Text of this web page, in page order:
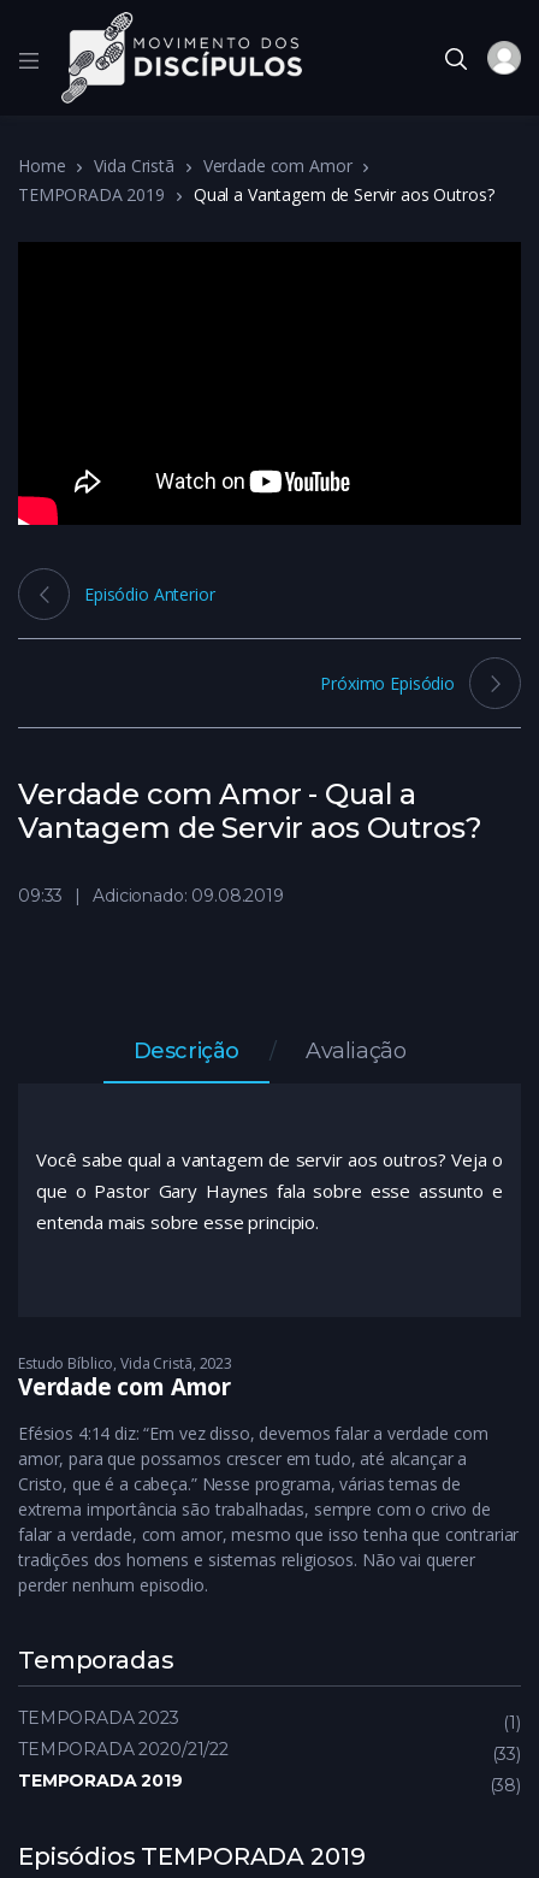
Home Vida Cristã
Verdade com Amor
TEMPORADA 2019
Qual a Vantagem de Servir aos Outros?
Verdade com Amor - Qual a
Vantagem de Servir aos Outros?
Episódio Anterior
Próximo Episódio
09:33 Adicionado: 09.08.2019
Descrição Avaliação
Você sabe qual a vantagem de servir aos outros? Veja o
que o Pastor Gary Haynes fala sobre esse assunto e
entenda mais sobre esse principio.
Estudo Bíblico,Vida Cristã 2023
Verdade com Amor
Efésios 4:14 diz: “Em vez disso, devemos falar a verdade com
amor, para que possamos crescer em tudo, até alcançar a
Cristo, que é a cabeça.” ‭‭Nesse programa, várias temas de
extrema importância são trabalhadas, sempre com o crivo de
falar a verdade, com amor, mesmo que isso tenha que contrariar
tradições dos homens e sistemas religiosos. Não vai querer
perder nenhum episodio.
Temporadas
TEMPORADA 2023
1
TEMPORADA 2020/21/22
33
TEMPORADA 2019
38
Episódios TEMPORADA 2019